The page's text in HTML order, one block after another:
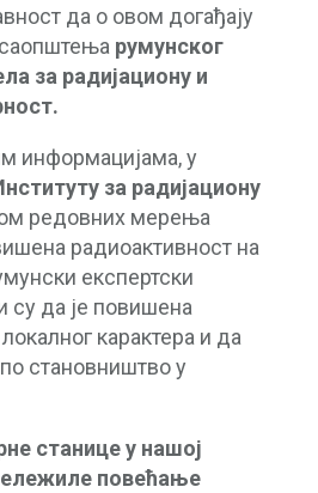
да о овом догађају
румунског
за радијациону и
информацијама, у
за радијациону
редовних мерења
радиоактивност на
експертски
су да је повишена
карактера и да
становништво у
станице у нашој
повећање